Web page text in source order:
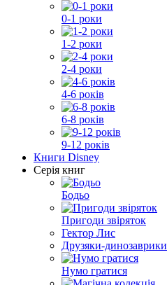
0-1 роки
1-2 роки
2-4 роки
4-6 років
6-8 років
9-12 років
Книги Disney
Серія книг
Бодьо
Пригоди звіряток
Гектор Лис
Друзяки-динозаврики
Нумо гратися